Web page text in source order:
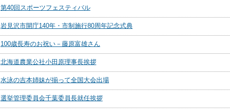
第40回スポーツフェスティバル
岩見沢市開庁140年・市制施行80周年記念式典
100歳長寿のお祝い－藤原富雄さん
北海道農業公社小田原理事長挨拶
水泳の吉本姉妹が揃って全国大会出場
選挙管理委員会千葉委員長就任挨拶